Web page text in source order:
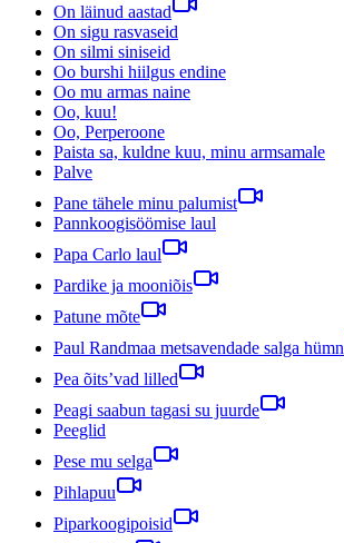
On läinud aastad
On sigu rasvaseid
On silmi siniseid
Oo burshi hiilgus endine
Oo mu armas naine
Oo, kuu!
Oo, Perperoone
Paista sa, kuldne kuu, minu armsamale
Palve
Pane tähele minu palumist
Pannkoogisöömise laul
Papa Carlo laul
Pardike ja mooniõis
Patune mõte
Paul Randmaa metsavendade salga hümn
Pea õits’vad lilled
Peagi saabun tagasi su juurde
Peeglid
Pese mu selga
Pihlapuu
Piparkoogipoisid